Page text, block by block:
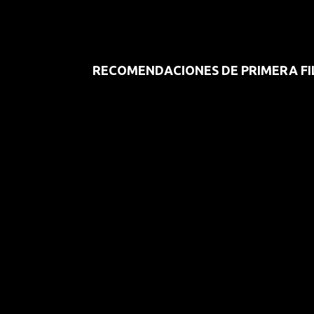
RECOMENDACIONES DE PRIMERA